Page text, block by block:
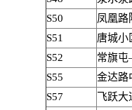
S50
凤凰
S51
唐城
S52
常旗
S55
金达
S57
飞跃